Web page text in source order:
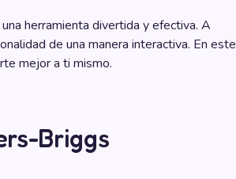
herramienta divertida y efectiva. A
de una manera interactiva. En este
mejor a ti mismo.
Briggs